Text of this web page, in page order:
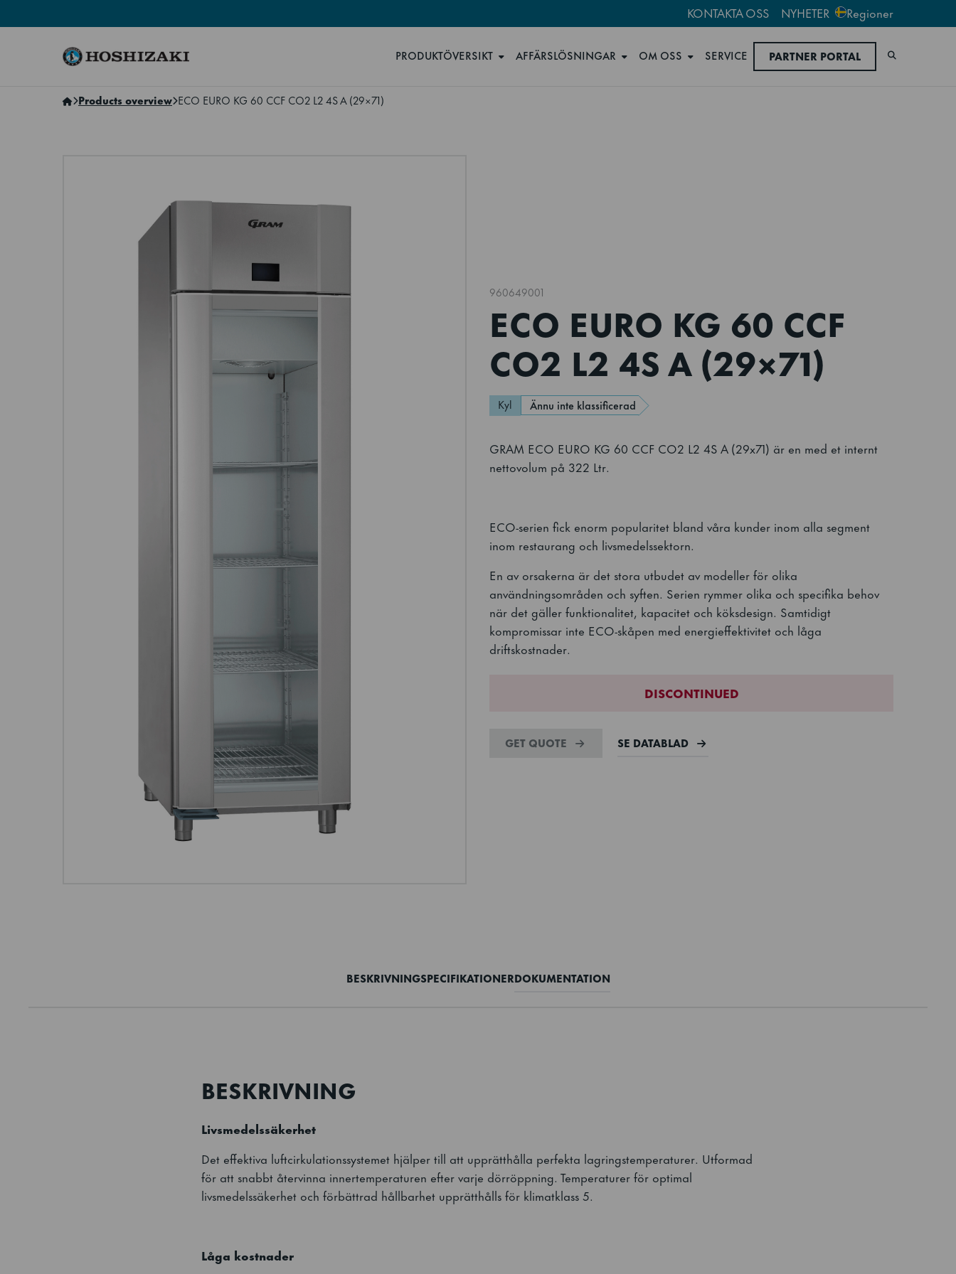
KONTAKTA OSS NYHETER Regioner
PRODUKTÖVERSIKT AFFÄRSLÖSNINGAR OM OSS SERVICE PARTNER PORTAL Sök
Products overview ECO EURO KG 60 CCF CO2 L2 4S A (29×71)
960649001
ECO EURO KG 60 CCF
CO2 L2 4S A (29×71)
Kyl Ännu inte klassificerad
GRAM ECO EURO KG 60 CCF CO2 L2 4S A (29x71) är en med et internt
nettovolum på 322 Ltr.
ECO-serien fick enorm popularitet bland våra kunder inom alla segment
inom restaurang och livsmedelssektorn.
En av orsakerna är det stora utbudet av modeller för olika
användningsområden och syften. Serien rymmer olika och specifika behov
när det gäller funktionalitet, kapacitet och köksdesign. Samtidigt
kompromissar inte ECO-skåpen med energieffektivitet och låga
driftskostnader.
DISCONTINUED
GET QUOTE SE DATABLAD
BESKRIVNINGSPECIFIKATIONERDOKUMENTATION
BESKRIVNING
Livsmedelssäkerhet
Det effektiva luftcirkulationssystemet hjälper till att upprätthålla perfekta lagringstemperaturer. Utformad
för att snabbt återvinna innertemperaturen efter varje dörröppning. Temperaturer för optimal
livsmedelssäkerhet och förbättrad hållbarhet upprätthålls för klimatklass 5.
Låga kostnader